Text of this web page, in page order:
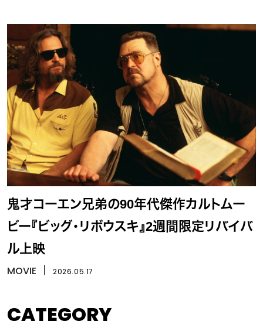
鬼才コーエン兄弟の90年代傑作カルトムー
ビー『ビッグ・リボウスキ』2週間限定リバイバ
ル上映
MOVIE 2026.05.17
CATEGORY